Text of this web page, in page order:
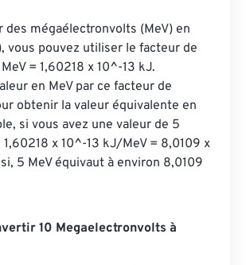
des mégaélectronvolts (MeV) en
vous pouvez utiliser le facteur de
= 1,60218 x 10^-13 kJ.
en MeV par ce facteur de
obtenir la valeur équivalente en
si vous avez une valeur de 5
1,60218 x 10^-13 kJ/MeV = 8,0109 x
5 MeV équivaut à environ 8,0109
10 Megaelectronvolts à